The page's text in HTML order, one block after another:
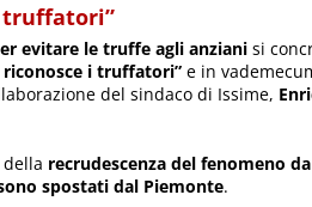
truffatori”
evitare le truffe agli anziani si
riconosce i truffatori” e in
del sindaco di Issime,
recrudescenza del fenomeno
spostati dal Piemonte.